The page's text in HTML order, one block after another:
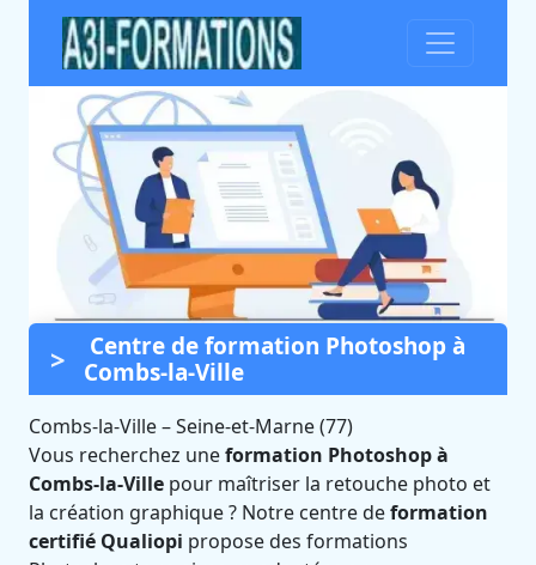
Formation Photoshop à
Combs-la-Ville (Seine-et-
Marne)
Certifié Qualiopi et éligible CPF
Centre de formation Photoshop à
Combs-la-Ville
Combs-la-Ville–Seine-et-Marne (77)
Vous recherchez uneformation Photoshop à
Combs-la-Ville pour maîtriser la retouche photo et
la création graphique ? Notre centre deformation
certifié Qualiopi propose des formations